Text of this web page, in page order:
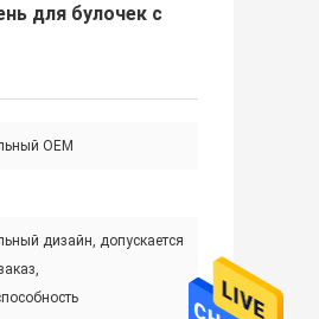
для булочек с
OEM
дизайн, допускается